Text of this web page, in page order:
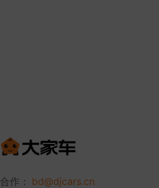
合作： bd@djcars.cn